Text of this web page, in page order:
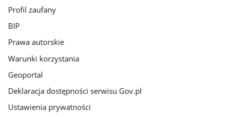
Profil zaufany
BIP
Prawa autorskie
Warunki korzystania
Geoportal
Deklaracja dostępności serwisu Gov.pl
Ustawienia prywatności